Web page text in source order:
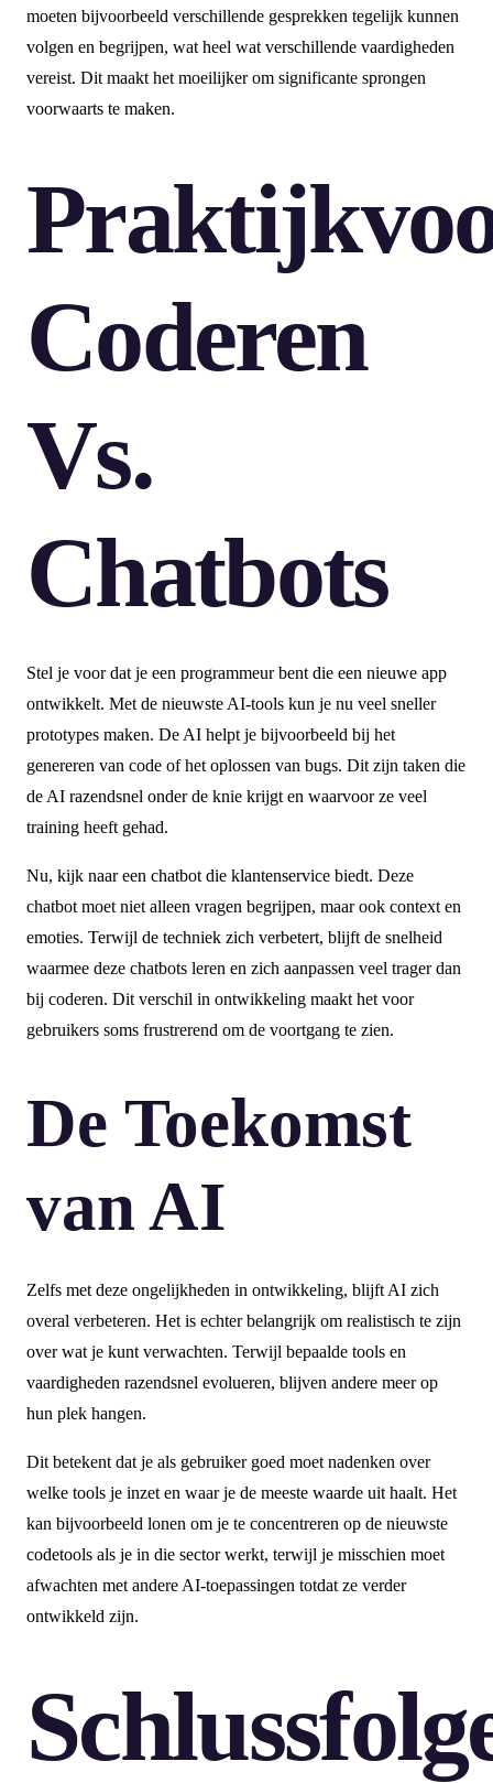
moeten bijvoorbeeld verschillende gesprekken tegelijk kunnen
volgen en begrijpen, wat heel wat verschillende vaardigheden
vereist. Dit maakt het moeilijker om significante sprongen
voorwaarts te maken.
Coderen
Vs.
Chatbots
Stel je voor dat je een programmeur bent die een nieuwe app
ontwikkelt. Met de nieuwste AI-tools kun je nu veel sneller
prototypes maken. De AI helpt je bijvoorbeeld bij het
genereren van code of het oplossen van bugs. Dit zijn taken die
de AI razendsnel onder de knie krijgt en waarvoor ze veel
training heeft gehad.
Nu, kijk naar een chatbot die klantenservice biedt. Deze
chatbot moet niet alleen vragen begrijpen, maar ook context en
emoties. Terwijl de techniek zich verbetert, blijft de snelheid
waarmee deze chatbots leren en zich aanpassen veel trager dan
bij coderen. Dit verschil in ontwikkeling maakt het voor
gebruikers soms frustrerend om de voortgang te zien.
De Toekomst
van AI
Zelfs met deze ongelijkheden in ontwikkeling, blijft AI zich
overal verbeteren. Het is echter belangrijk om realistisch te zijn
over wat je kunt verwachten. Terwijl bepaalde tools en
vaardigheden razendsnel evolueren, blijven andere meer op
hun plek hangen.
Dit betekent dat je als gebruiker goed moet nadenken over
welke tools je inzet en waar je de meeste waarde uit haalt. Het
kan bijvoorbeeld lonen om je te concentreren op de nieuwste
codetools als je in die sector werkt, terwijl je misschien moet
afwachten met andere AI-toepassingen totdat ze verder
ontwikkeld zijn.